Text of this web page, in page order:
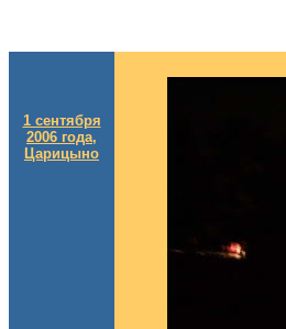
1 сентября
2006 года,
Царицыно